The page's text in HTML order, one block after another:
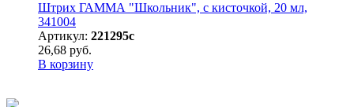
Штрих ГАММА "Школьник", с кисточкой, 20 мл,
341004
Артикул: 221295с
26,68 руб.
В корзину